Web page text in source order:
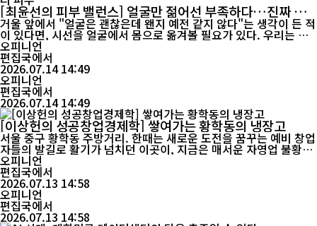
[최윤선의 피부 밸런스] 얼굴만 젊어선 부족하다…진짜 나
이는 바디 피부
거울 앞에서 "얼굴은 괜찮은데 왠지 예전 같지 않다"는 생각이 든 적
이 있다면, 시선을 얼굴에서 몸으로 옮겨볼 필요가 있다. 우리는 안
티에이징을 이야기할 때 자연스럽게 얼굴부터 떠올리지만, 정작 나
이를 가장 솔직하게 드러내는 곳은 목과 손, 데콜테, 팔, 복부 같은
바디 피부다. 얼굴은 메이크업과 기능성 화장품으로 얼마든지 관리
할 수 있지만, 몸의 피부는 생활습관과 노화의 흔적을 숨기지 않는
다. 피부 노화는 단...
오피니언
편집국에서
2026.07.14 14:49
오피니언
편집국에서
2026.07.14 14:49
[이상헌의 성공창업경제학] 쌓여가는 황학동의 냉장고
서울 중구 황학동 주방거리. 한때는 새로운 도전을 꿈꾸는 예비 창업
자들의 발길로 활기가 넘치던 이곳이, 지금은 매서운 자영업 불황의
파고를 가장 먼저 맞닥뜨리는 ‘잔인한 삶의 현장’이 되었다. 골목마
다 빼곡히 쌓인 스테인리스 작업대와 식탁, 화구, 그리고 채 비닐도
벗겨지지 않은 채 주인을 기다리는 업소용 냉장고들은 단순한 중고
물품이 아니다. 그것은 불과 1~2년 전, 누군가가 전 재산과 점포의
미래를 ...
오피니언
편집국에서
2026.07.13 14:58
오피니언
편집국에서
2026.07.13 14:58